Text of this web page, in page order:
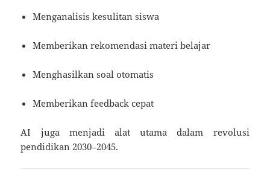
Menganalisis kesulitan siswa
Memberikan rekomendasi materi belajar
Menghasilkan soal otomatis
Memberikan feedback cepat
AI juga menjadi alat utama dalam revolusi
pendidikan 2030–2045.